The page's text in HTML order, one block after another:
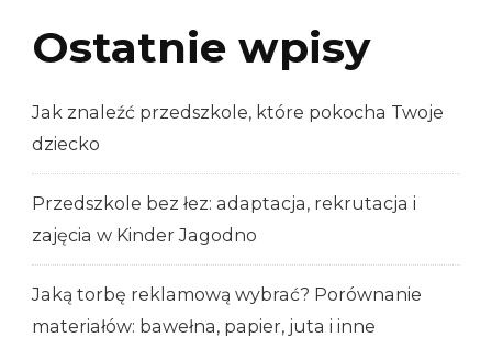
Ostatnie wpisy
Jak znaleźć przedszkole, które pokocha Twoje
dziecko
Przedszkole bez łez: adaptacja, rekrutacja i
zajęcia w Kinder Jagodno
Jaką torbę reklamową wybrać? Porównanie
materiałów: bawełna, papier, juta i inne